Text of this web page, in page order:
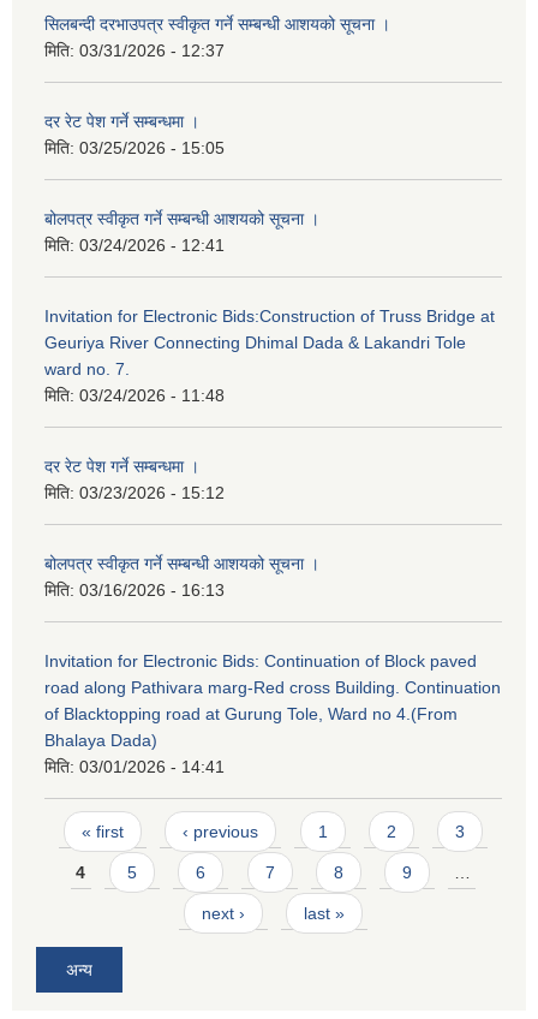
सिलबन्दी दरभाउपत्र स्वीकृत गर्ने सम्बन्धी आशयको सूचना ।
मिति: 03/31/2026 - 12:37
दर रेट पेश गर्ने सम्बन्धमा ।
मिति: 03/25/2026 - 15:05
बोलपत्र स्वीकृत गर्ने सम्बन्धी आशयको सूचना ।
मिति: 03/24/2026 - 12:41
Invitation for Electronic Bids:Construction of Truss Bridge at
Geuriya River Connecting Dhimal Dada & Lakandri Tole
ward no. 7.
मिति: 03/24/2026 - 11:48
दर रेट पेश गर्ने सम्बन्धमा ।
मिति: 03/23/2026 - 15:12
बोलपत्र स्वीकृत गर्ने सम्बन्धी आशयको सूचना ।
मिति: 03/16/2026 - 16:13
Invitation for Electronic Bids: Continuation of Block paved
road along Pathivara marg-Red cross Building. Continuation
of Blacktopping road at Gurung Tole, Ward no 4.(From
Bhalaya Dada)
मिति: 03/01/2026 - 14:41
Pages
« first ‹ previous 1 2 3
4 5 6 7 8 9 …
next › last »
अन्य